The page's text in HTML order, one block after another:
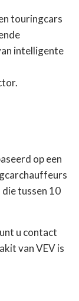
touringcars
intelligente
op een
tussen 10
u contact
van VEV is